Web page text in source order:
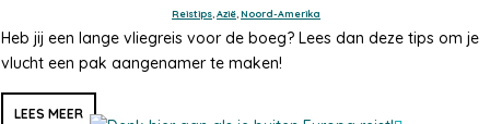
Reistips,Azië,Noord-Amerika
Heb jij een lange vliegreis voor de boeg? Lees dan deze tips om je
vlucht een pak aangenamer te maken!
LEES MEER